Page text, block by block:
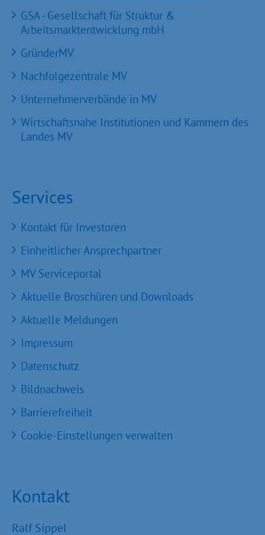
GSA - Gesellschaft für Struktur &
Arbeitsmarktentwicklung mbH
GründerMV
Nachfolgezentrale MV
Unternehmerverbände in MV
Wirtschaftsnahe Institutionen und Kammern des
Landes MV
Services
Kontakt für Investoren
Einheitlicher Ansprechpartner
MV Serviceportal
Aktuelle Broschüren und Downloads
Aktuelle Meldungen
Impressum
Datenschutz
Bildnachweis
Barrierefreiheit
Cookie-Einstellungen verwalten
Kontakt
Ralf Sippel